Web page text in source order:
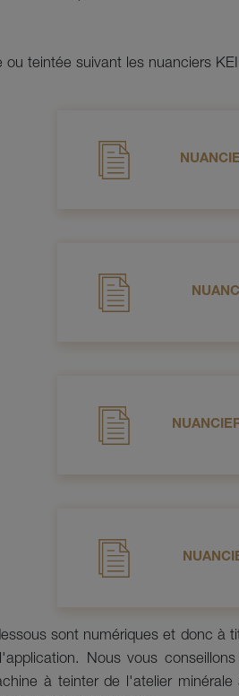
ou teintée suivant les nuanciers
sont numériques et donc à
Nous vous
à teinter de l'atelier